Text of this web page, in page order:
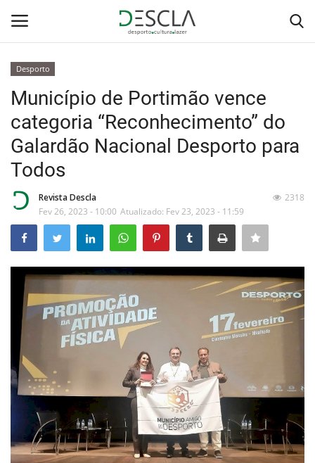
Home
...by Descla
Desporto
Contactos
Sobre Nós
Educação
Estatuto Editorial
Saúde
Ficha técnica
Cultura
Desporto
Município de Portimão vence
categoria “Reconhecimento” do
Galardão Nacional Desporto para
Todos
Revista Descla
Fev 26, 2023 - 10:00 Atualizado: Fev 23, 2023 - 11:59
2318